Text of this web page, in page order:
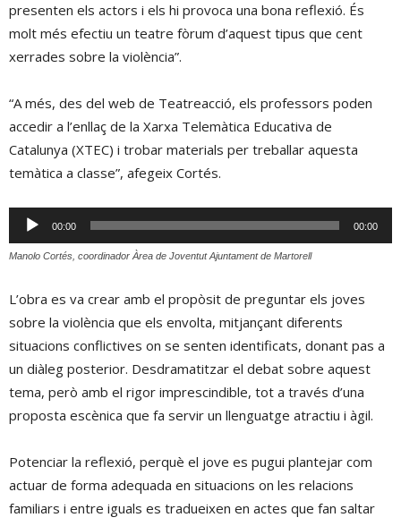
presenten els actors i els hi provoca una bona reflexió. És
molt més efectiu un teatre fòrum d’aquest tipus que cent
xerrades sobre la violència”.
“A més, des del web de Teatreacció, els professors poden
accedir a l’enllaç de la Xarxa Telemàtica Educativa de
Catalunya (XTEC) i trobar materials per treballar aquesta
temàtica a classe”, afegeix Cortés.
Reproductor
d'àudio
00:00 00:00
Manolo Cortés, coordinador Àrea de Joventut Ajuntament de Martorell
L’obra es va crear amb el propòsit de preguntar els joves
sobre la violència que els envolta, mitjançant diferents
situacions conflictives on se senten identificats, donant pas a
un diàleg posterior. Desdramatitzar el debat sobre aquest
tema, però amb el rigor imprescindible, tot a través d’una
proposta escènica que fa servir un llenguatge atractiu i àgil.
Potenciar la reflexió, perquè el jove es pugui plantejar com
actuar de forma adequada en situacions on les relacions
familiars i entre iguals es tradueixen en actes que fan saltar